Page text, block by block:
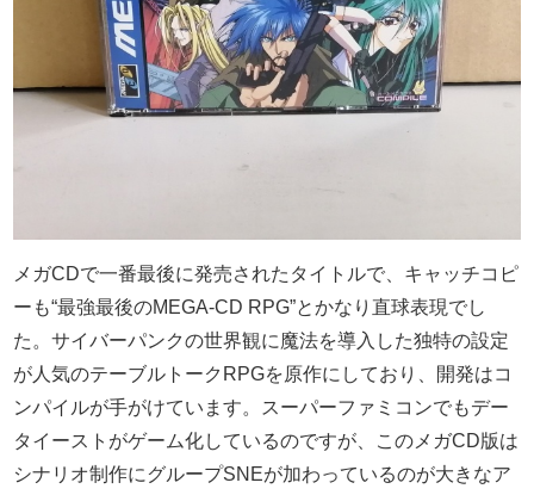
メガCDで一番最後に発売されたタイトルで、キャッチコピ
ーも“最強最後のMEGA-CD RPG”とかなり直球表現でし
た。サイバーパンクの世界観に魔法を導入した独特の設定
が人気のテーブルトークRPGを原作にしており、開発はコ
ンパイルが手がけています。スーパーファミコンでもデー
タイーストがゲーム化しているのですが、このメガCD版は
シナリオ制作にグループSNEが加わっているのが大きなア